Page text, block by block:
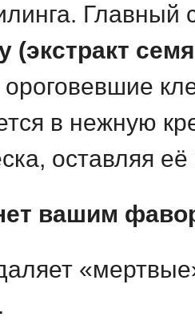
в нежную
оставляя
вашим